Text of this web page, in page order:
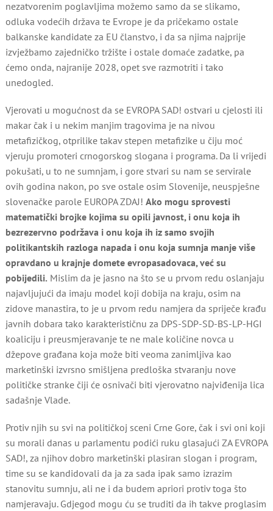
nezatvorenim poglavljima možemo samo da se slikamo,
odluka vodećih država te Evrope je da pričekamo ostale
balkanske kandidate za EU članstvo, i da sa njima najprije
izvježbamo zajedničko tržište i ostale domaće zadatke, pa
ćemo onda, najranije 2028, opet sve razmotriti i tako
unedogled.
Vjerovati u mogućnost da se EVROPA SAD! ostvari u cjelosti ili
makar čak i u nekim manjim tragovima je na nivou
metafizičkog, otprilike takav stepen metafizike u čiju moć
vjeruju promoteri crnogorskog slogana i programa. Da li vrijedi
pokušati, u to ne sumnjam, i gore stvari su nam se servirale
ovih godina nakon, po sve ostale osim Slovenije, neuspješne
slovenačke parole EUROPA ZDAJ! Ako mogu sprovesti
matematički brojke kojima su opili javnost, i onu koja ih
bezrezervno podržava i onu koja ih iz samo svojih
politikantskih razloga napada i onu koja sumnja manje više
opravdano u krajnje domete evropasadovaca, već su
pobijedili. Mislim da je jasno na što se u prvom redu oslanjaju
najavljujući da imaju model koji dobija na kraju, osim na
zidove manastira, to je u prvom redu namjera da spriječe krađu
javnih dobara tako karakterističnu za DPS-SDP-SD-BS-LP-HGI
koaliciju i preusmjeravanje te ne male količine novca u
džepove građana koja može biti veoma zanimljiva kao
marketinški izvrsno smišljena predloška stvaranju nove
političke stranke čiji će osnivači biti vjerovatno najviđenija lica
sadašnje Vlade.
Protiv njih su svi na političkoj sceni Crne Gore, čak i svi oni koji
su morali danas u parlamentu podići ruku glasajući ZA EVROPA
SAD!, za njihov dobro marketinški plasiran slogan i program,
time su se kandidovali da ja za sada ipak samo izrazim
stanovitu sumnju, ali ne i da budem apriori protiv toga što
namjeravaju. Gdjegod mogu ću se truditi da ih takve proglasim